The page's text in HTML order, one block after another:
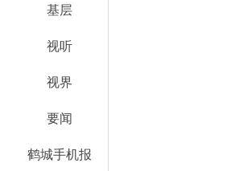
基层
视听
视界
要闻
鹤城手机报